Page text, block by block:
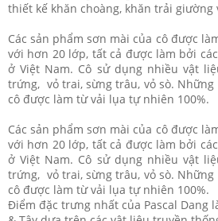
thiết kế khăn choàng, khăn trải giường
Các sản phẩm sơn mài của cô được
với hơn 20 lớp, tất cả được làm bởi
ở Việt Nam. Cô sử dụng nhiều vật
trứng, vỏ trai, sừng trâu, vỏ sò.
cô được làm từ vải lụa tự nhiên 100%.
Các sản phẩm sơn mài của cô được
với hơn 20 lớp, tất cả được làm bởi
ở Việt Nam. Cô sử dụng nhiều vật
trứng, vỏ trai, sừng trâu, vỏ sò.
cô được làm từ vải lụa tự nhiên 100%.
Điểm đặc trưng nhất của Pascal Dang